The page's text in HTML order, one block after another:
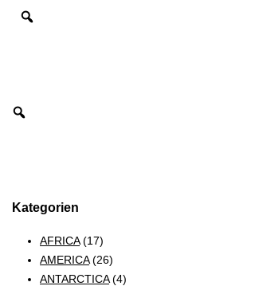
Kategorien
AFRICA(17)
AMERICA(26)
ANTARCTICA(4)